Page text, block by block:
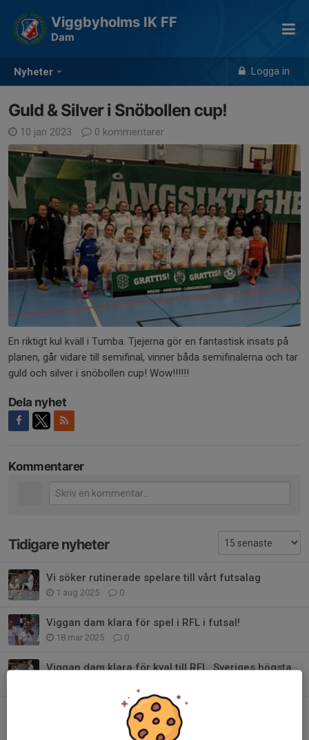
Nyheter Logga in
Viggbyholms IK FF
Dam
Guld & Silver i Snöbollen cup!
10 jan 2023 0 kommentarer
En riktigt kul kväll i Tumba. Tjejerna gör en fantastisk insats på
planen, går vidare till semifinal, vinner båda semifinalerna och tar
guld och silver i snöbollen cup! Wow!!!!!!
Dela nyhet
Kommentarer
Tidigare nyheter
Vi söker rutinerade spelare till vårt futsalag
1 aug 2025 0
Viggan dam klara för spel i RFL i futsal!
18 mar 2025 0
Viggan dam klara för kval till RFL. Sveriges högsta serie i futsal!
Guld i Circle K cup 2025
0